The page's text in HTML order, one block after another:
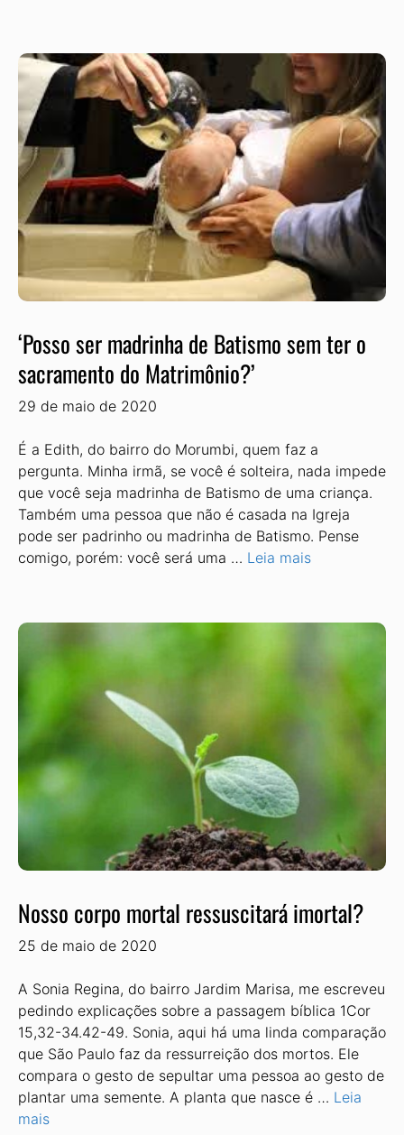
‘Posso ser madrinha de Batismo sem ter o
sacramento do Matrimônio?’
29 de maio de 2020
É a Edith, do bairro do Morumbi, quem faz a
pergunta. Minha irmã, se você é solteira, nada impede
que você seja madrinha de Batismo de uma criança.
Também uma pessoa que não é casada na Igreja
pode ser padrinho ou madrinha de Batismo. Pense
comigo, porém: você será uma … Leia mais
Nosso corpo mortal ressuscitará imortal?
25 de maio de 2020
A Sonia Regina, do bairro Jardim Marisa, me escreveu
pedindo explicações sobre a passagem bíblica 1Cor
15,32-34.42-49. Sonia, aqui há uma linda comparação
que São Paulo faz da ressurreição dos mortos. Ele
compara o gesto de sepultar uma pessoa ao gesto de
plantar uma semente. A planta que nasce é … Leia
mais